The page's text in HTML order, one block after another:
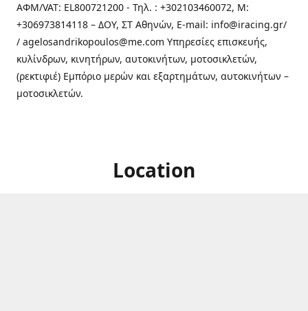
ΑΦΜ/VAT: EL800721200 - Τηλ. : +302103460072, M:
+306973814118 – ΔΟΥ, ΣΤ Αθηνών, E-mail: info@iracing.gr/
/ agelosandrikopoulos@me.com Υπηρεσίες επισκευής,
κυλίνδρων, κινητήρων, αυτοκινήτων, μοτοσικλετών,
(ρεκτιφιέ) Εμπόριο μερών και εξαρτημάτων, αυτοκινήτων –
μοτοσικλετών.
Location